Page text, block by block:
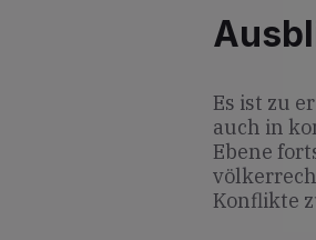
Es ist zu
auch in
Ebene
Konflikte